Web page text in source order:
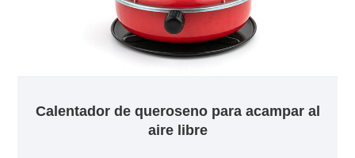
Calentador de queroseno para acampar al
aire libre